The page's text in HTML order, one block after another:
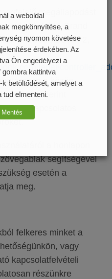
megállapodást
Ltd-del (4 Grand
Harbour, Dublin 2,
legal/
a közös
a GDPR szerint
kapcsolatos
segítségével
esetén a
meg.
felkeres minket a
vagy
kapcsolatfelvételi
részünkre
a weboldal
megkönnyítése, a
nyomon követése
érdekében. Az
Ön engedélyezi a
kattintva
betöltődését, amelyet a
tud elmenteni.
Mentés